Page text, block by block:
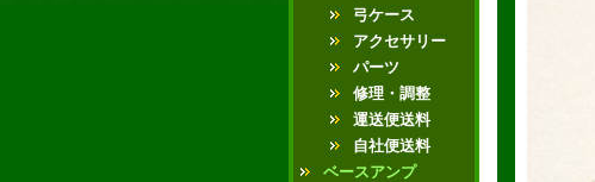
弓ケース
アクセサリー
パーツ
修理・調整
運送便送料
自社便送料
ベースアンプ